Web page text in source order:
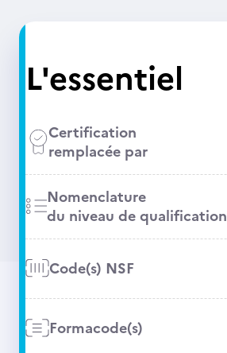
L'essentiel
Certification
remplacée par
Nomenclature
du niveau de qualification
Code(s) NSF
Formacode(s)